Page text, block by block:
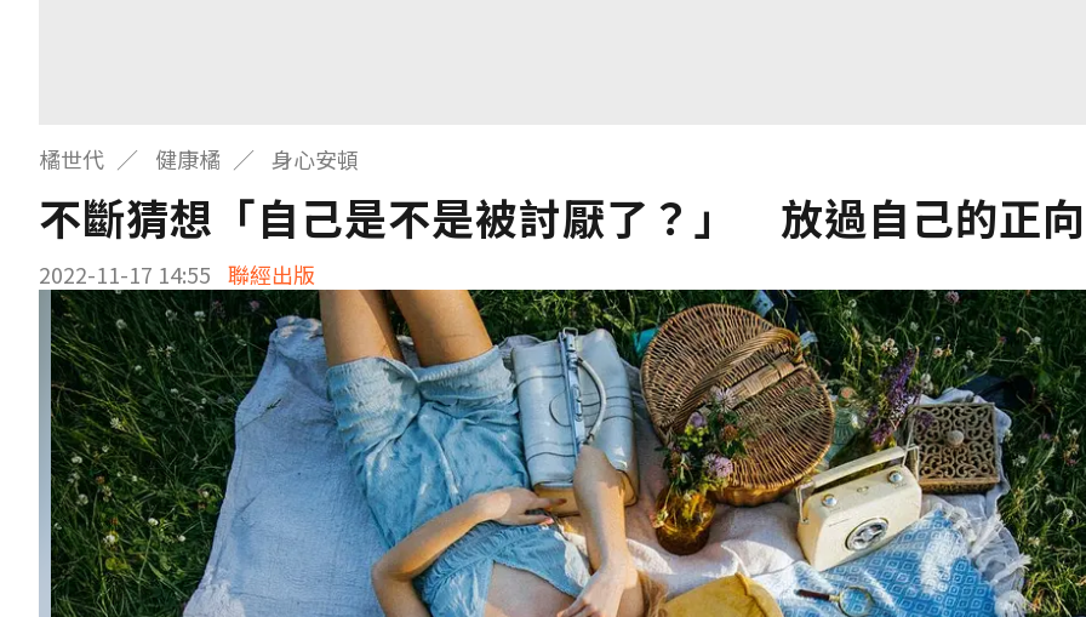
橘世代 健康橘 身心安頓
不斷猜想「自己是不是被討厭了？」 放過自己的正
2022-11-17 14:55 聯經出版